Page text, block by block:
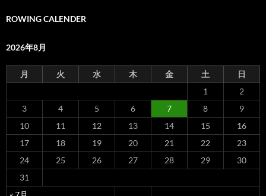
ROWING CALENDER
2026年8月
月 火 水 木 金 土 日
1
2
3
4 5 6 7 8
9
10
11 12 13 14 15
16
17
18 19 20 21 22
23
24
25 26 27 28 29
30
31